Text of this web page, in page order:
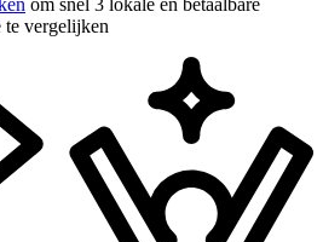
te vergelijken